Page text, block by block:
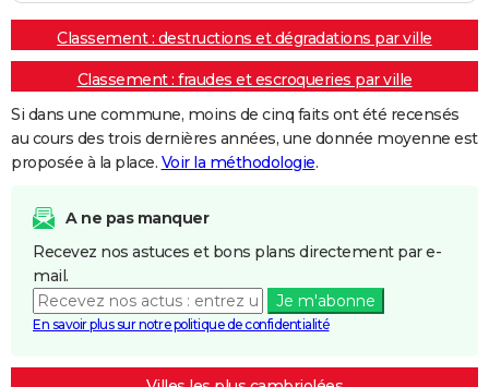
Classement : destructions et dégradations par ville
Classement : fraudes et escroqueries par ville
Si dans une commune, moins de cinq faits ont été recensés
au cours des trois dernières années, une donnée moyenne est
proposée à la place. Voir la méthodologie.
A ne pas manquer
Recevez nos astuces et bons plans directement par e-
mail.
Je m'abonne
En savoir plus sur notre politique de confidentialité